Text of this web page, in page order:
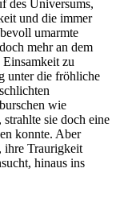
des Universums,
und die immer
umarmte
mehr an dem
zu
unter die fröhliche
wie
strahlte sie doch eine
konnte. Aber
ihre Traurigkeit
hinaus ins